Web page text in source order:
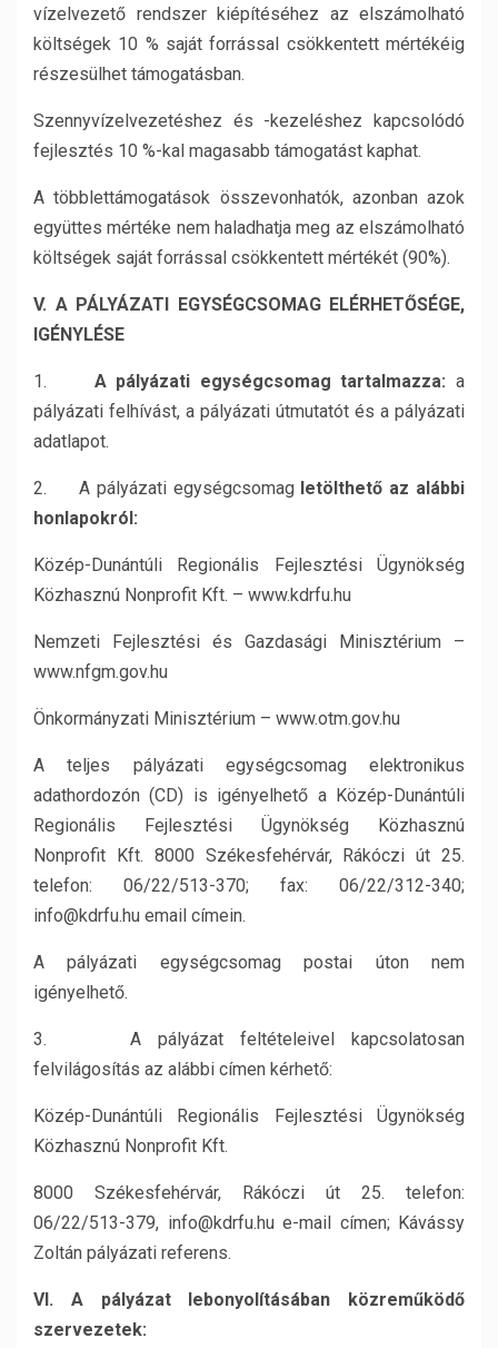
vízelvezető rendszer kiépítéséhez az elszámolható
költségek 10 % saját forrással csökkentett mértékéig
részesülhet támogatásban.
Szennyvízelvezetéshez és -kezeléshez kapcsolódó
fejlesztés 10 %-kal magasabb támogatást kaphat.
A többlettámogatások összevonhatók, azonban azok
együttes mértéke nem haladhatja meg az elszámolható
költségek saját forrással csökkentett mértékét (90%).
V. A PÁLYÁZATI EGYSÉGCSOMAG ELÉRHETŐSÉGE,
IGÉNYLÉSE
1. A pályázati egységcsomag tartalmazza: a
pályázati felhívást, a pályázati útmutatót és a pályázati
adatlapot.
2. A pályázati egységcsomag letölthető az alábbi
honlapokról:
Közép-Dunántúli Regionális Fejlesztési Ügynökség
Közhasznú Nonprofit Kft. – www.kdrfu.hu
Nemzeti Fejlesztési és Gazdasági Minisztérium –
www.nfgm.gov.hu
Önkormányzati Minisztérium – www.otm.gov.hu
A teljes pályázati egységcsomag elektronikus
adathordozón (CD) is igényelhető a Közép-Dunántúli
Regionális Fejlesztési Ügynökség Közhasznú
Nonprofit Kft. 8000 Székesfehérvár, Rákóczi út 25.
telefon: 06/22/513-370; fax: 06/22/312-340;
info@kdrfu.hu email címein.
A pályázati egységcsomag postai úton nem
igényelhető.
3. A pályázat feltételeivel kapcsolatosan
felvilágosítás az alábbi címen kérhető:
Közép-Dunántúli Regionális Fejlesztési Ügynökség
Közhasznú Nonprofit Kft.
8000 Székesfehérvár, Rákóczi út 25. telefon:
06/22/513-379, info@kdrfu.hu e-mail címen; Kávássy
Zoltán pályázati referens.
VI. A pályázat lebonyolításában közreműködő
szervezetek: